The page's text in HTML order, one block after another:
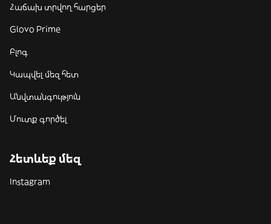
Հաճախ տրվող հարցեր
Glovo Prime
Բլոգ
Կապվել մեզ հետ
Անվտանգություն
Մուտք գործել
Հետևեք մեզ
Instagram